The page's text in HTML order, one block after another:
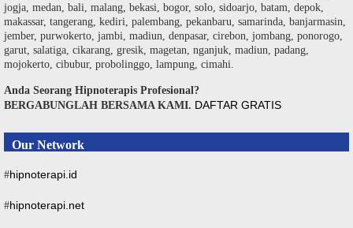
jogja, medan, bali, malang, bekasi, bogor, solo, sidoarjo, batam, depok,
makassar, tangerang, kediri, palembang, pekanbaru, samarinda, banjarmasin,
jember, purwokerto, jambi, madiun, denpasar, cirebon, jombang, ponorogo,
garut, salatiga, cikarang, gresik, magetan, nganjuk, madiun, padang,
mojokerto, cibubur, probolinggo, lampung, cimahi.
Anda Seorang Hipnoterapis Profesional?
BERGABUNGLAH BERSAMA KAMI. DAFTAR GRATIS
Our Network
#hipnoterapi.id
#hipnoterapi.net